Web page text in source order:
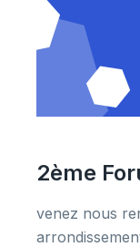
2ème
venez nous